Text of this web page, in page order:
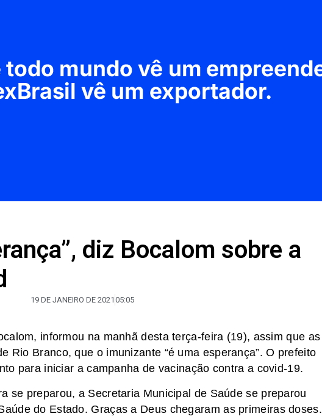
diz Bocalom sobre a
19 DE JANEIRO DE 2021 05:05
informou na manhã desta terça-feira (19), assim que as
Rio Branco, que o imunizante “é uma esperança”. O prefeito
para iniciar a campanha de vacinação contra a covid-19.
se preparou, a Secretaria Municipal de Saúde se preparou
do Estado. Graças a Deus chegaram as primeiras doses.